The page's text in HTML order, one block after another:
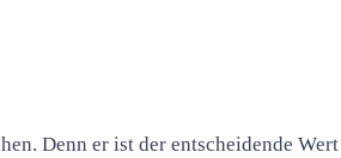
Denn er ist der entscheidende